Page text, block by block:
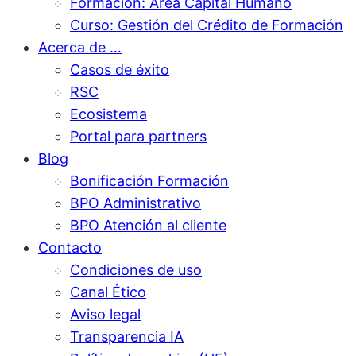
Curso: Gestión del Crédito de Formación
Acerca de …
Casos de éxito
RSC
Ecosistema
Portal para partners
Blog
Bonificación Formación
BPO Administrativo
BPO Atención al cliente
Contacto
Condiciones de uso
Canal Ético
Aviso legal
Transparencia IA